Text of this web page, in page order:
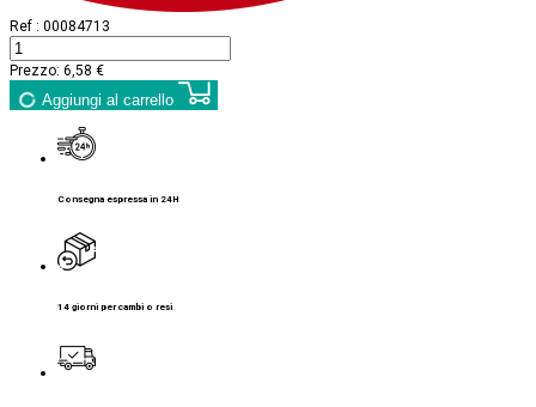
Ref : 00084713
Prezzo: 6,58 €
Aggiungi al carrello
Consegna espressa in 24H
14 giorni per cambi o resi